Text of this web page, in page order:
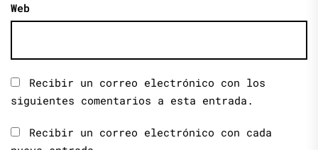
Web
Recibir un correo electrónico con los
siguientes comentarios a esta entrada.
Recibir un correo electrónico con cada